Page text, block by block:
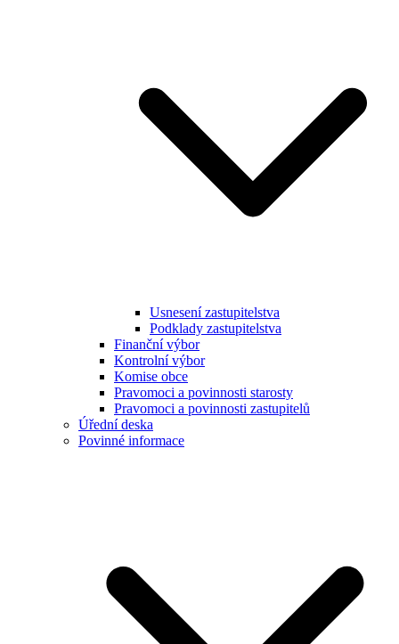
Usnesení zastupitelstva
Podklady zastupitelstva
Finanční výbor
Kontrolní výbor
Komise obce
Pravomoci a povinnosti starosty
Pravomoci a povinnosti zastupitelů
Úřední deska
Povinné informace